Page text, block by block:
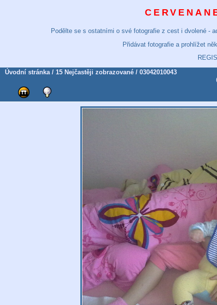
Podělte se s ostatními o své fotografie z cest i dvolené -
Přidávat fotografie a prohlížet
Úvodní stránka/ 15 Nejčastěji zobrazované / 03042010043